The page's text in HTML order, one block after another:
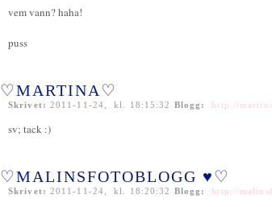
vem vann? haha!
puss
♡MARTINA♡
Skrivet: 2011-11-24, kl. 18:15:32 Blogg: http://
sv; tack :)
♡MALINSFOTOBLOGG ♥♡
Skrivet: 2011-11-24, kl. 18:20:32 Blogg: http://